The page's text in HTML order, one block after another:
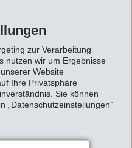
zur Verarbeitung
nutzen wir um Ergebnisse
Website
Ihre Privatsphäre
Sie können
„Datenschutzeinstellungen“
zunimmt! Im obersten
die Produkte einen
So zeigt
bei 250°C über
Bruchspannung.